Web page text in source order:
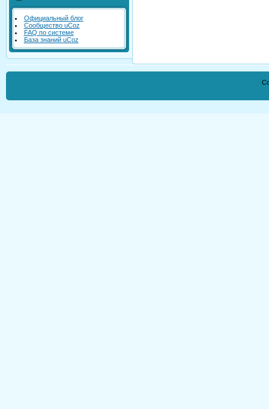
Официальный блог
Сообщество uCoz
FAQ по системе
База знаний uCoz